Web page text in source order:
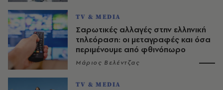
TV & MEDIA
Σαρωτικές αλλαγές στην ελληνική
τηλεόραση: οι μεταγραφές και όσα
περιμένουμε από φθινόπωρο
Μάριος Βελέντζας
TV & MEDIA